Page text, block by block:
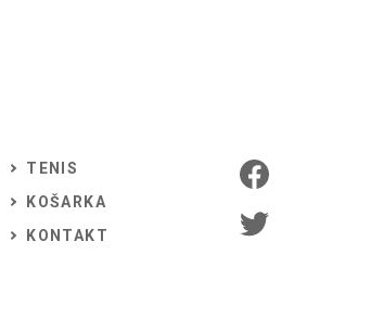
TENIS
KOŠARKA
KONTAKT